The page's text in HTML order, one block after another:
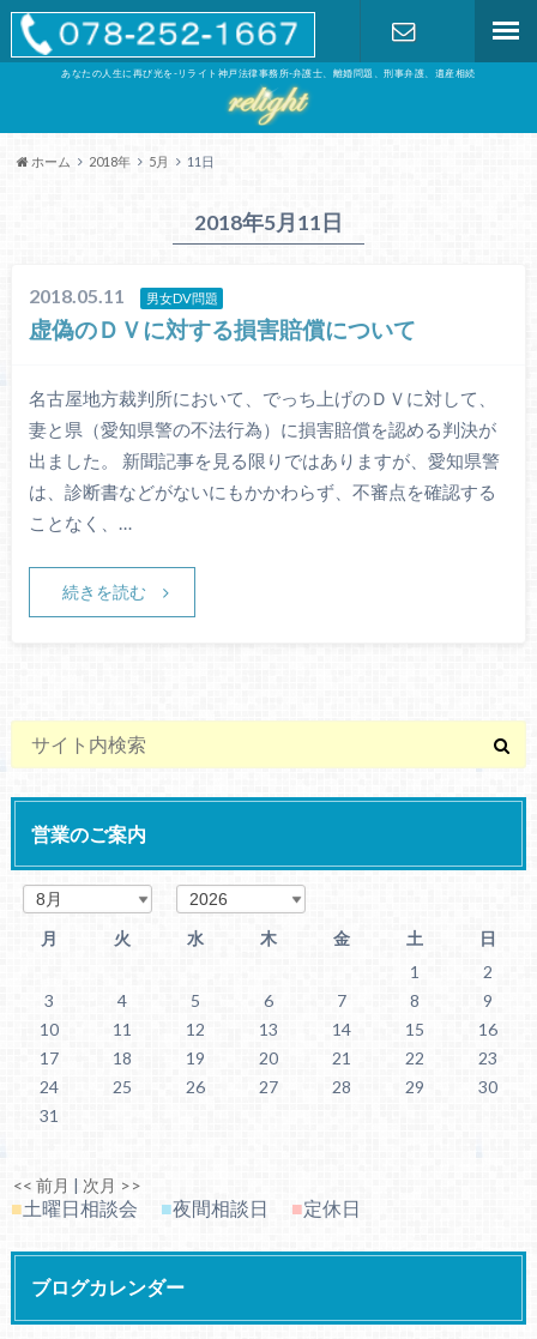
あなたの人生に再び光を-リライト神戸法律事務所-弁護士、離婚問題、刑事弁護、遺産相続
ホーム 2018年 5月 11日
2018年5月11日
2018.05.11 男女DV問題
虚偽のＤＶに対する損害賠償について
名古屋地方裁判所において、でっち上げのＤＶに対して、
妻と県（愛知県警の不法行為）に損害賠償を認める判決が
出ました。 新聞記事を見る限りではありますが、愛知県警
は、診断書などがないにもかかわらず、不審点を確認する
ことなく、…
続きを読む
営業のご案内
月 火 水 木 金 土 日
<< 前月 | 次月 >>
1
2
3
4 5 6 7 8
9
10
11 12 13 14 15
16
17
18 19 20 21 22
23
24
25 26 27 28 29
30
31
■土曜日相談会 ■夜間相談日 ■定休日
ブログカレンダー